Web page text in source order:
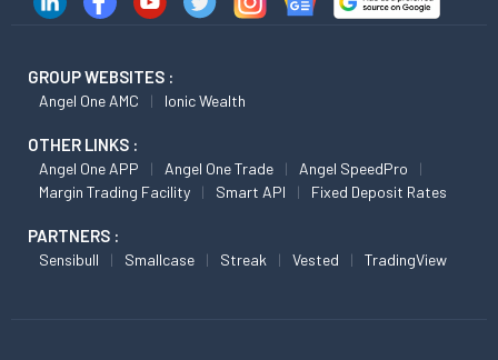
GROUP WEBSITES :
Angel One AMC Ionic Wealth
OTHER LINKS :
Angel One APP Angel One Trade
Angel SpeedPro
Margin Trading Facility
Smart API Fixed Deposit Rates
PARTNERS :
Sensibull Smallcase Streak Vested TradingView